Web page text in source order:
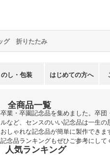
のし・包装 はじめての方へ
園・卒団記念品
全商品一覧
業・卒園記念品を集めました。卒団
など、センスのいい記念品は一生の
しゃれな記念品が簡単に製作できま
念品ランキングもぜひご参考にして
気ランキング